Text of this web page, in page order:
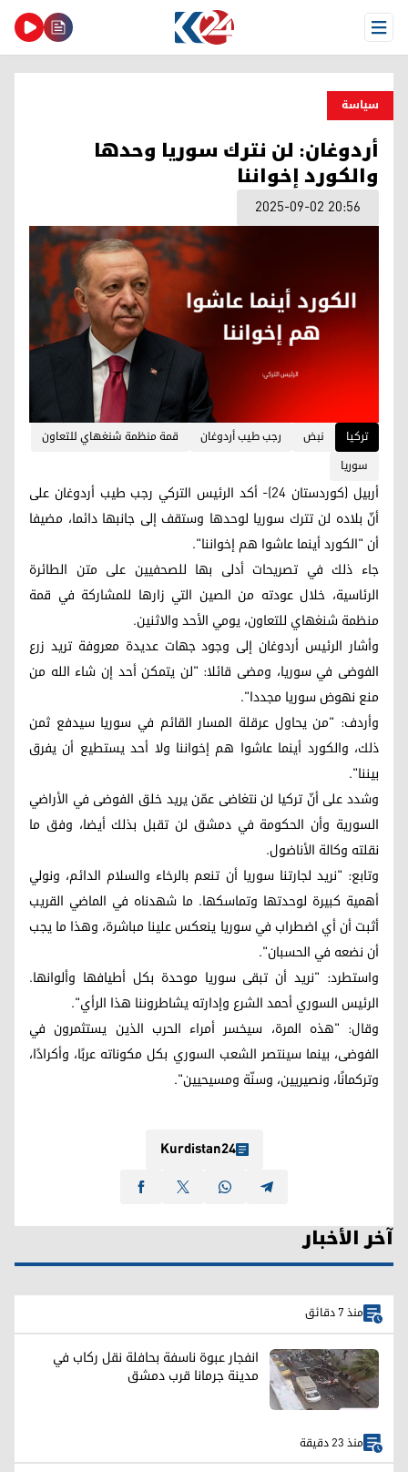
Open Menu
سیاسة
أردوغان: لن نترك سوريا وحدها
والكورد إخواننا
2025-09-02 20:56
ترکیا نبض رجب طيب أردوغان
قمة منظمة شنغهاي للتعاون
سوريا
أربيل (كوردستان 24)- أكد الرئيس التركي رجب طيب أردوغان على
أنّ بلاده لن تترك سوريا لوحدها وستقف إلى جانبها دائما، مضيفا
أن "الكورد أينما عاشوا هم إخواننا".
جاء ذلك في تصريحات أدلى بها للصحفيين على متن الطائرة
الرئاسية، خلال عودته من الصين التي زارها للمشاركة في قمة
منظمة شنغهاي للتعاون، يومي الأحد والاثنين.
وأشار الرئيس أردوغان إلى وجود جهات عديدة معروفة تريد زرع
الفوضى في سوريا، ومضى قائلا: "لن يتمكن أحد إن شاء الله من
منع نهوض سوريا مجددا".
وأردف: "من يحاول عرقلة المسار القائم في سوريا سيدفع ثمن
ذلك، والكورد أينما عاشوا هم إخواننا ولا أحد يستطيع أن يفرق
بيننا".
وشدد على أنّ تركيا لن نتغاضى عمّن يريد خلق الفوضى في الأراضي
السورية وأن الحكومة في دمشق لن تقبل بذلك أيضا، وفق ما
نقلته وكالة الأناضول.
وتابع: "نريد لجارتنا سوريا أن تنعم بالرخاء والسلام الدائم، ونولي
أهمية كبيرة لوحدتها وتماسكها. ما شهدناه في الماضي القريب
أثبت أن أي اضطراب في سوريا ينعكس علينا مباشرة، وهذا ما يجب
أن نضعه في الحسبان".
واستطرد: "نريد أن تبقى سوريا موحدة بكل أطيافها وألوانها.
الرئيس السوري أحمد الشرع وإدارته يشاطروننا هذا الرأي".
وقال: "هذه المرة، سيخسر أمراء الحرب الذين يستثمرون في
الفوضى، بينما سينتصر الشعب السوري بكل مكوناته عربًا، وأكرادًا،
وتركمانًا، ونصيريين، وسنّة ومسيحيين".
Kurdistan24
آخر الأخبار
منذ 7 دقائق
انفجار عبوة ناسفة بحافلة نقل ركاب في
مدينة جرمانا قرب دمشق
منذ 23 دقيقة